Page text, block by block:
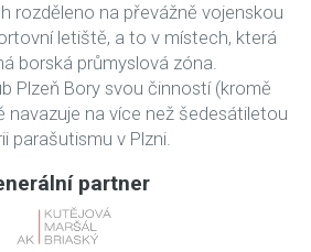
rozděleno na převážně vojenskou
letiště, a to v místech, která
borská průmyslová zóna.
Plzeň Bory svou činností (kromě
navazuje na více než šedesátiletou
parašutismu v Plzni.
partner